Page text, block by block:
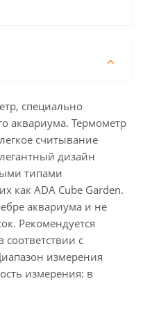
специально
аквариума. Термометр
считывание
дизайн
типами
как ADA Cube Garden.
аквариума и не
Рекомендуется
с
измерения
измерения: в